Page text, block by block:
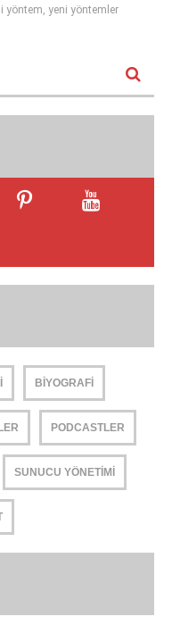
yöntem, yeni yöntemler
BIYOGRAFI
PODCASTLER
SUNUCU YÖNETIMI